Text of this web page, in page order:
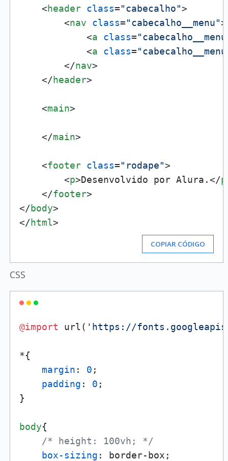
<header class="cabecalho">
<nav class="cabecalho__menu">
<a class=
<a class=
</nav>
</header>
<main>
</main>
<footer class="rodape">
<p>Desenvolvido por Alura.</p
</footer>
</body>
</html>
COPIAR CÓDIGO
CSS
@import url( 'https://
*{
margin : 0 ;
padding : 0 ;
}
body{
/* height: 100vh; */
box-sizing : border-box;